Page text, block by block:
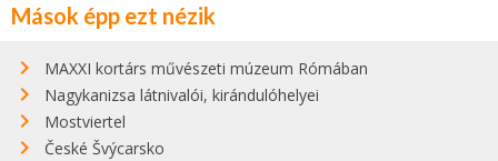
Mások épp ezt nézik
MAXXI kortárs művészeti múzeum Rómában
Nagykanizsa látnivalói, kirándulóhelyei
Mostviertel
České Švýcarsko